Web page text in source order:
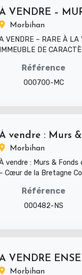
VENDRE –
Morbihan
VENDRE – RARE À LA
IMMEUBLE DE
Référence
000700-MC
vendre : Murs &
Morbihan
vendre : Murs &
– Cœur de la Bretagne
Référence
000482-NS
Morbihan